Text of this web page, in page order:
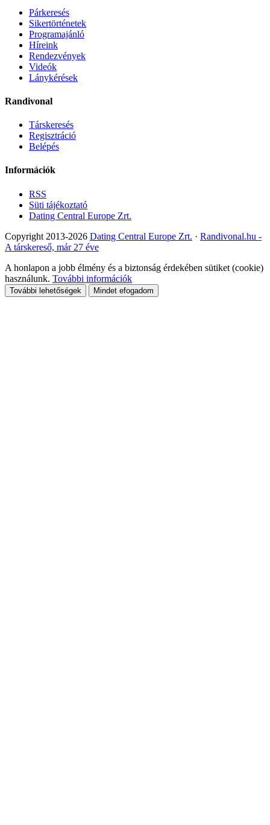
Párkeresés
Sikertörténetek
Programajánló
Híreink
Rendezvények
Videók
Lánykérések
Randivonal
Társkeresés
Regisztráció
Belépés
Információk
RSS
Süti tájékoztató
Dating Central Europe Zrt.
Copyright 2013-2026 Dating Central Europe Zrt. · Randivonal.hu -
A társkereső, már 27 éve
A honlapon a jobb élmény és a biztonság érdekében sütiket (cookie)
használunk. További információk
További lehetőségek Mindet efogadom